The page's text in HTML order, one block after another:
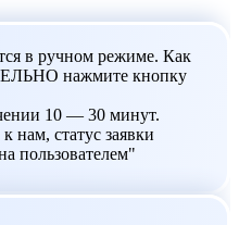
в ручном режиме. Как
нажмите кнопку
10 — 30 минут.
нам, статус заявки
пользователем"